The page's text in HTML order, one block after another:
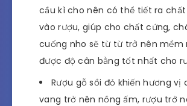
cầu kì cho nên có thể tiết ra
vào rượu, giúp cho chất cứng,
cuống nho sẽ từ từ trở nên mềm
được độ cân bằng tốt nhất cho
Rượu gỗ sồi đỏ khiến hương vị
vang trở nên nồng ấm, rượu trở